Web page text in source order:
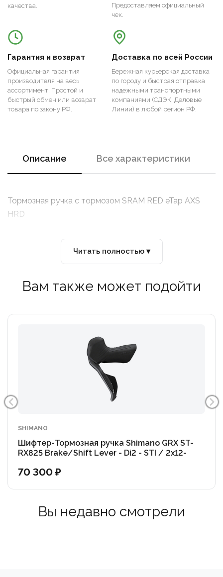
качества.
Предоставляем официальный
чек.
Гарантия и возврат
Официальная гарантия
производителя на весь
ассортимент. Простой и
быстрый обмен или возврат
товара по закону РФ.
Доставка по всей России
Бережная курьерская доставка
по городу и быстрая отправка
надежными транспортными
компаниями (СДЭК, Деловые
Линии) в любой регион РФ.
Описание Все характеристики
Тормозная ручка с тормозом SRAM RED eTap AXS
HRD
Читать полностью ▾
Вам также может подойти
SHIMANO
Шифтер-Тормозная ручка Shimano GRX ST-
RX825 Brake/Shift Lever - Di2 - STI / 2x12-
70 300 ₽
Вы недавно смотрели